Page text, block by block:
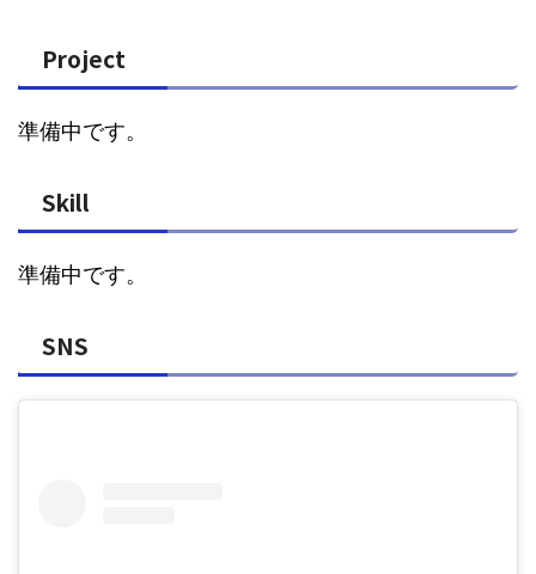
Project
準備中です。
Skill
準備中です。
SNS